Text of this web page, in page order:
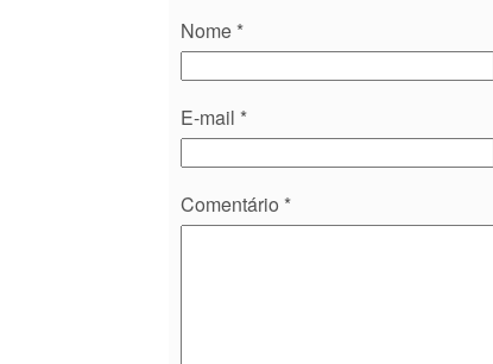
Nome *
E-mail *
Comentário *